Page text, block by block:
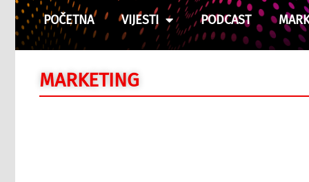
POČETNA VIJESTI PODCAST
MARKETING